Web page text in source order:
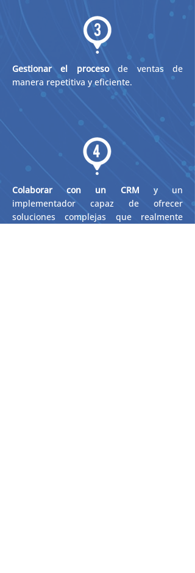
Gestionar el procesode ventas de
manera repetitiva y eficiente.
Colaborar con un CRM y un
implementador capaz de ofrecer
soluciones complejas que realmente